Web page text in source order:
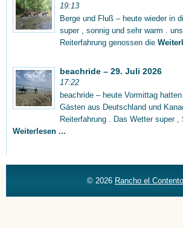
19:13
Berge und Fluß – heute wieder in
super , sonnig und sehr warm .
Reiterfahrung genossen die
beachride – 29. Juli 2026
17:22
beachride – heute Vormittag
Gästen aus Deutschland und
Reiterfahrung . Das Wetter super ,
Weiterlesen ...
© 2026 Rancho el Contento